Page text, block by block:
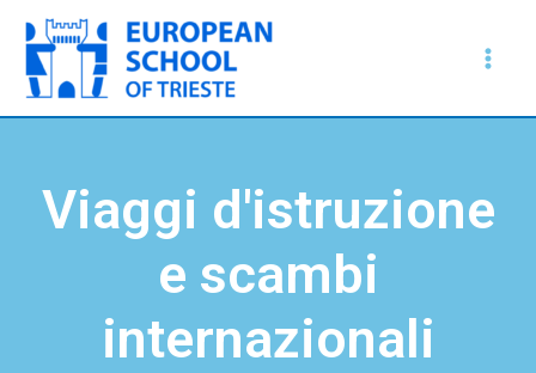
contenuto
Viaggi d'istruzione
e scambi
internazionali